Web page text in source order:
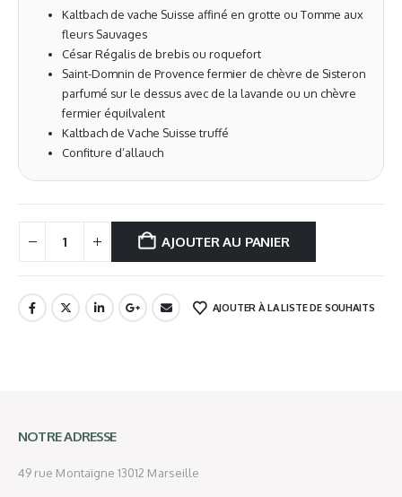
Kaltbach de vache Suisse affiné en grotte ou Tomme aux
fleurs Sauvages
César Régalis de brebis ou roquefort
Saint-Domnin de Provence fermier de chèvre de Sisteron
parfumé sur le dessus avec de la lavande ou un chèvre
fermier équilvalent
Kaltbach de Vache Suisse truffé
Confiture d’allauch
AJOUTER AU PANIER
AJOUTER À LA LISTE DE SOUHAITS
NOTRE ADRESSE
49 rue Montaigne 13012 Marseille